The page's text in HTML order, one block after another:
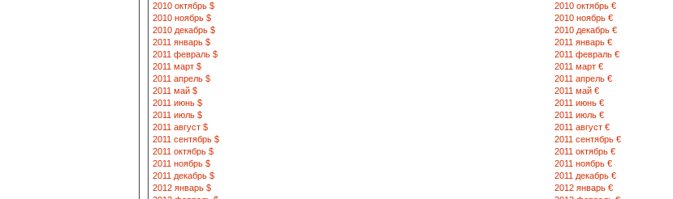
2010 октябрь $
2010 октябрь €
2010 ноябрь $
2010 ноябрь €
2010 декабрь $
2010 декабрь €
2011 январь $
2011 январь €
2011 февраль $
2011 февраль €
2011 март $
2011 март €
2011 апрель $
2011 апрель €
2011 май $
2011 май €
2011 июнь $
2011 июнь €
2011 июль $
2011 июль €
2011 август $
2011 август €
2011 сентябрь $
2011 сентябрь €
2011 октябрь $
2011 октябрь €
2011 ноябрь $
2011 ноябрь €
2011 декабрь $
2011 декабрь €
2012 январь $
2012 январь €